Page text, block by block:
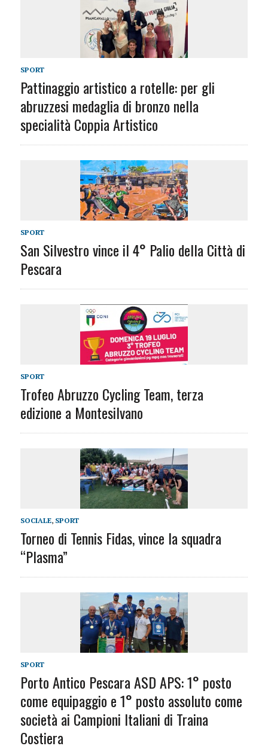
SPORT
Pattinaggio artistico a rotelle: per gli
abruzzesi medaglia di bronzo nella
specialità Coppia Artistico
SPORT
San Silvestro vince il 4° Palio della Città di
Pescara
SPORT
Trofeo Abruzzo Cycling Team, terza
edizione a Montesilvano
SOCIALE, SPORT
Torneo di Tennis Fidas, vince la squadra
“Plasma”
SPORT
Porto Antico Pescara ASD APS: 1° posto
come equipaggio e 1° posto assoluto come
società ai Campioni Italiani di Traina
Costiera